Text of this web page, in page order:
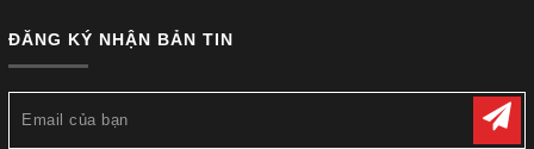
ĐĂNG KÝ NHẬN BẢN TIN